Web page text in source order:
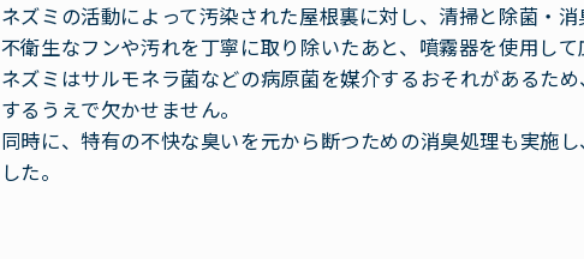
ネズミの活動によって汚染された屋根裏に対し、清掃と除菌・消
不衛生なフンや汚れを丁寧に取り除いたあと、噴霧器を使用して
ネズミはサルモネラ菌などの病原菌を媒介するおそれがあるた
するうえで欠かせません。
同時に、特有の不快な臭いを元から断つための消臭処理も実施
した。